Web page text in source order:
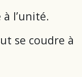
l’unité.
se coudre à